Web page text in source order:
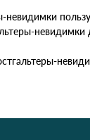
невидимки